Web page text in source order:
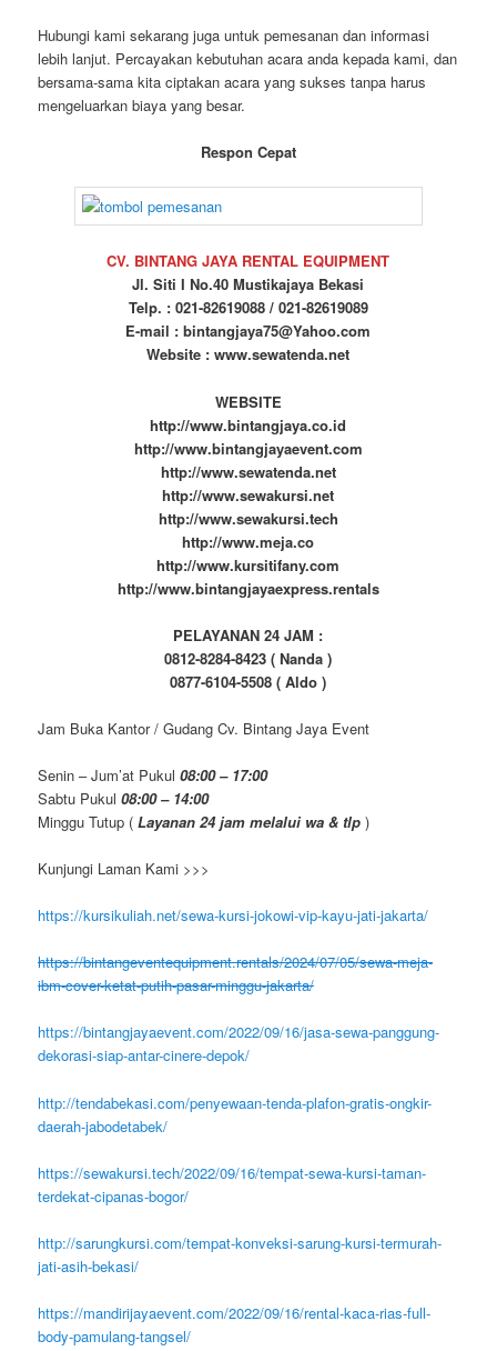
Hubungi kami sekarang juga untuk pemesanan dan informasi
lebih lanjut. Percayakan kebutuhan acara anda kepada kami, dan
bersama-sama kita ciptakan acara yang sukses tanpa harus
mengeluarkan biaya yang besar.
Respon Cepat
CV. BINTANG JAYA RENTAL EQUIPMENT
Jl. Siti I No.40 Mustikajaya Bekasi
Telp. : 021-82619088 / 021-82619089
E-mail : bintangjaya75@Yahoo.com
Website : www.sewatenda.net
WEBSITE
http://www.bintangjaya.co.id
http://www.bintangjayaevent.com
http://www.sewatenda.net
http://www.sewakursi.net
http://www.sewakursi.tech
http://www.meja.co
http://www.kursitifany.com
http://www.bintangjayaexpress.rentals
PELAYANAN 24 JAM :
0812-8284-8423 ( Nanda )
0877-6104-5508 ( Aldo )
Jam Buka Kantor / Gudang Cv. Bintang Jaya Event
Senin – Jum’at Pukul08:00 – 17:00
Sabtu Pukul08:00 – 14:00
Minggu Tutup (Layanan 24 jam melalui wa & tlp )
Kunjungi Laman Kami >>>
https://kursikuliah.net/sewa-kursi-jokowi-vip-kayu-jati-jakarta/
https://bintangeventequipment.rentals/2024/07/05/sewa-meja-
ibm-cover-ketat-putih-pasar-minggu-jakarta/
https://bintangjayaevent.com/2022/09/16/jasa-sewa-panggung-
dekorasi-siap-antar-cinere-depok/
http://tendabekasi.com/penyewaan-tenda-plafon-gratis-ongkir-
daerah-jabodetabek/
https://sewakursi.tech/2022/09/16/tempat-sewa-kursi-taman-
terdekat-cipanas-bogor/
http://sarungkursi.com/tempat-konveksi-sarung-kursi-termurah-
jati-asih-bekasi/
https://mandirijayaevent.com/2022/09/16/rental-kaca-rias-full-
body-pamulang-tangsel/